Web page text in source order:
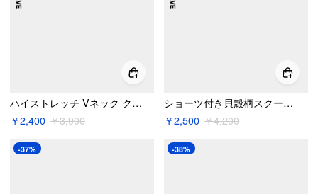
ハイストレッチ Vネック クリスクロス ビキニセット カーブ＆プラス
￥2,400 ￥3,900
ショーツ付き貝殻柄スクープネック ブレスレット ビキニセット カーブ＆プラス
￥2,500 ￥4,200
-37% -38%